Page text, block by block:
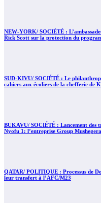
NEW-YORK/ SOCIÉTÉ :
Rick Scott sur la protection du
SUD-KIVU/ SOCIÉTÉ : Le
cahiers aux écoliers de la chefferie de
BUKAVU/ SOCIÉTÉ : Lancement des
Nyofu 1: l’entreprise Group
QATAR/ POLITIQUE : Processus de
leur transfert à l’AFC/M23